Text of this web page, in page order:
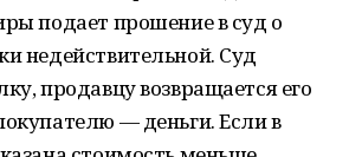
подает прошение в суд о
недействительной. Суд
продавцу возвращается его
— деньги. Если в